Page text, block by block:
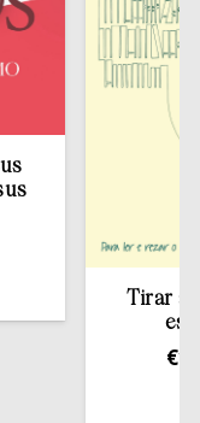
Tirar a
estante
13,50